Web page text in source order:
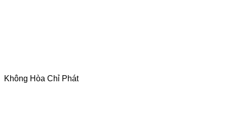
Không Hòa Chỉ Phát